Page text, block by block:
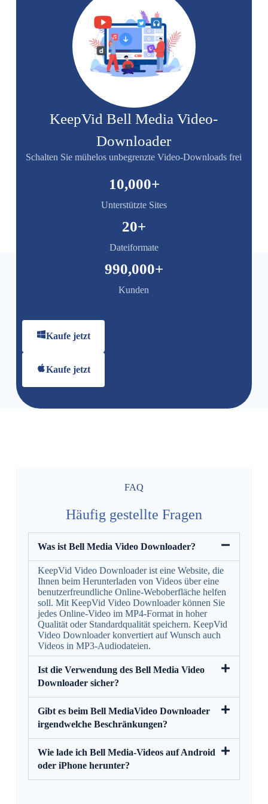
KeepVid Bell Media Video-
Downloader
Schalten Sie mühelos unbegrenzte Video-Downloads frei
Unterstützte Sites
10,000+
Dateiformate
20+
Kunden
990,000+
Kaufe jetzt
Kaufe jetzt
FAQ
Häufig gestellte Fragen
Was ist Bell Media Video Downloader?
KeepVid Video Downloader ist eine Website, die
Ihnen beim Herunterladen von Videos über eine
benutzerfreundliche Online-Weboberfläche helfen
soll. Mit KeepVid Video Downloader können Sie
jedes Online-Video im MP4-Format in hoher
Qualität oder Standardqualität speichern. KeepVid
Video Downloader konvertiert auf Wunsch auch
Videos in MP3-Audiodateien.
Ist die Verwendung des Bell Media Video
Downloader sicher?
Gibt es beim Bell MediaVideo Downloader
irgendwelche Beschränkungen?
Wie lade ich Bell Media-Videos auf Android
oder iPhone herunter?